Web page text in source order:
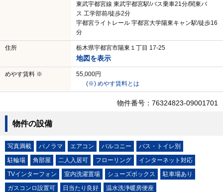
東武宇都宮線 東武宇都宮駅/バス乗車21分/関東バ
ス 工学部前/徒歩2分
宇都宮ライトレール 宇都宮大学陽東キャン駅/徒歩16
分
住所 栃木県宇都宮市陽東１丁目 17-25
地図を表示
めやす賃料 ※
55,000円
(※) めやす賃料とは
物件番号：76324823-09001701
物件の設備
写真満載 パノラマ エアコン バルコニー
バス・トイレ別
駐輪場
角部屋 二人入居可 フローリング
インターネット対応
TVインターフォン
室内洗濯置場 シューズボックス
駐車場あり
ガスコンロ設置可
日当たり良好 温水洗浄暖房便座